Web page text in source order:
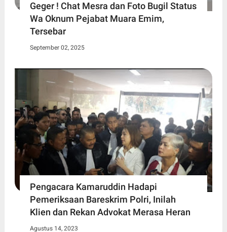
Geger ! Chat Mesra dan Foto Bugil Status
Wa Oknum Pejabat Muara Emim,
Tersebar
September 02, 2025
Pengacara Kamaruddin Hadapi
Pemeriksaan Bareskrim Polri, Inilah
Klien dan Rekan Advokat Merasa Heran
Agustus 14, 2023